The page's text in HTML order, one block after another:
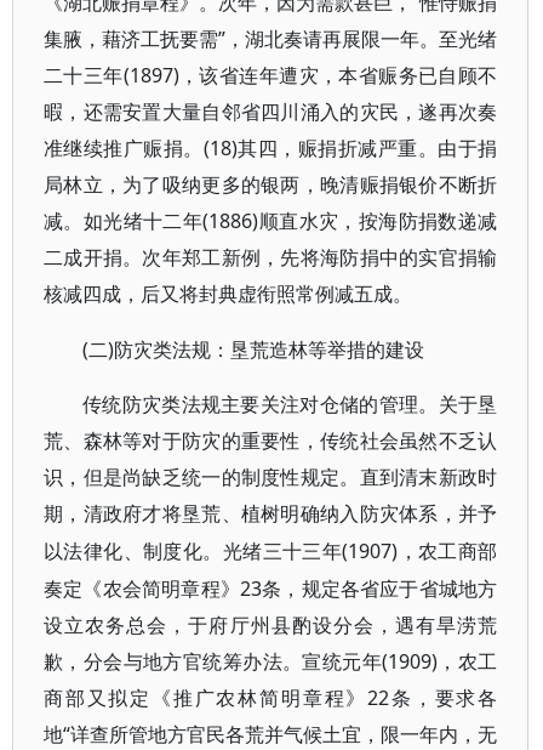
集腋，藉济工抚要需”，湖北奏请再展限一年。至光绪
二十三年(1897)，该省连年遭灾，本省赈务已自顾不
暇，还需安置大量自邻省四川涌入的灾民，遂再次奏
准继续推广赈捐。(18)其四，赈捐折减严重。由于捐
局林立，为了吸纳更多的银两，晚清赈捐银价不断折
减。如光绪十二年(1886)顺直水灾，按海防捐数递减
二成开捐。次年郑工新例，先将海防捐中的实官捐输
核减四成，后又将封典虚衔照常例减五成。
(二)防灾类法规：垦荒造林等举措的建设
传统防灾类法规主要关注对仓储的管理。关于垦
荒、森林等对于防灾的重要性，传统社会虽然不乏认
识，但是尚缺乏统一的制度性规定。直到清末新政时
期，清政府才将垦荒、植树明确纳入防灾体系，并予
以法律化、制度化。光绪三十三年(1907)，农工商部
奏定《农会简明章程》23条，规定各省应于省城地方
设立农务总会，于府厅州县酌设分会，遇有旱涝荒
歉，分会与地方官统筹办法。宣统元年(1909)，农工
商部又拟定《推广农林简明章程》22条，要求各
地“详查所管地方官民各荒并气候土宜，限一年内，无